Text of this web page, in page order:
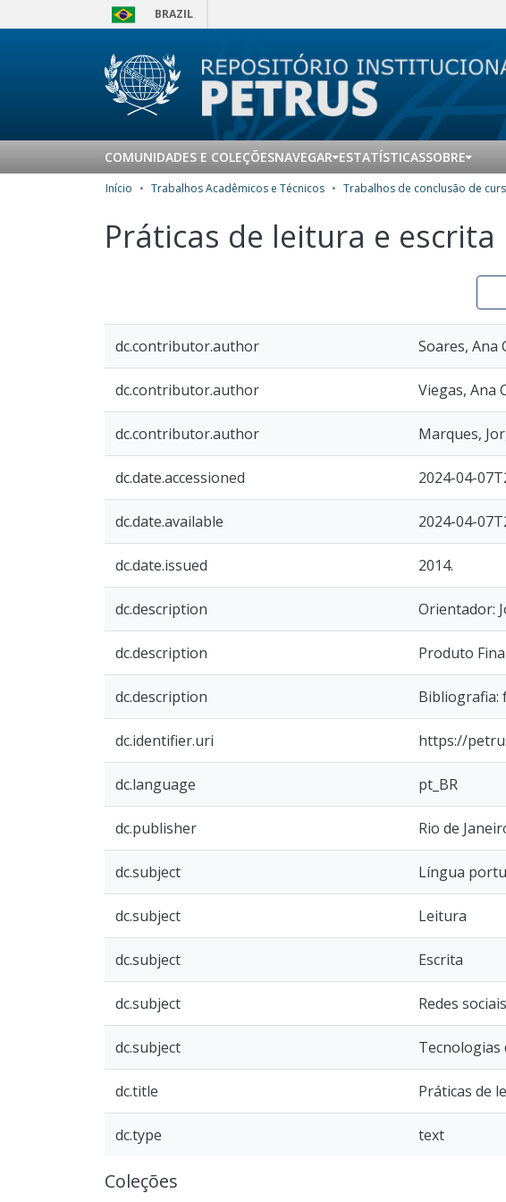
BRAZIL
COMUNIDADES E COLEÇÕESNAVEGAR ESTATÍSTICASSOBRE
Início Trabalhos Acadêmicos e Técnicos
Práticas de leitura e escrita
dc.contributor.author Soares, Ana
dc.contributor.author Viegas, Ana
dc.contributor.author Marques,
dc.date.accessioned 2024-04-
dc.date.available 2024-04-
dc.date.issued 2014.
dc.description Orientador:
dc.description Produto
dc.description Bibliografia:
dc.identifier.uri https://
dc.language pt_BR
dc.publisher Rio de
dc.subject Língua
dc.subject Leitura
dc.subject Escrita
dc.subject Redes sociais
dc.subject Tecnologias
dc.title Práticas de
dc.type text
Coleções